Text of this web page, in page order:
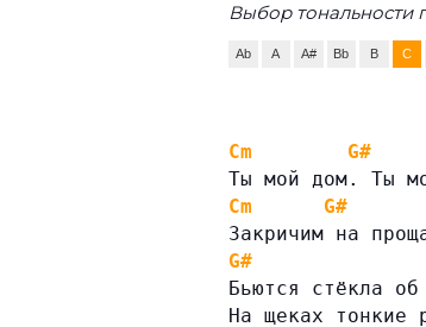
Выбор тональности
Ab A A# Bb B C
Cm
G#
Ты мой дом. Ты
Cm
G#
Закричим на
G#
Бьются стёкла об
На щеках тонкие